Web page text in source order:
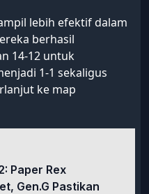
lebih efektif dalam
berhasil
14-12 untuk
1-1 sekaligus
ke map
Paper Rex
Gen.G Pastikan